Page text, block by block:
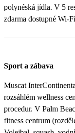
polynéská jídla. V 5
zdarma dostupné Wi-
Sport a zábava
Muscat
rozsáhlém wellness
procedur. V Palm
fitness centrum